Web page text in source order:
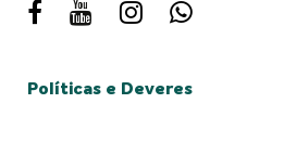
Políticas e Deveres